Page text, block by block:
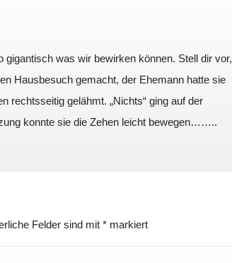
gigantisch was wir bewirken können. Stell dir vor,
Hausbesuch gemacht, der Ehemann hatte sie
rechtsseitig gelähmt. „Nichts“ ging auf der
konnte sie die Zehen leicht bewegen……..
Felder sind mit * markiert